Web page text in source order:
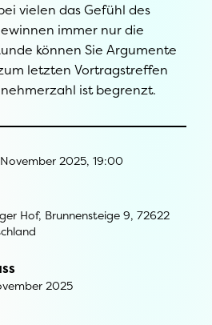
vielen das Gefühl des
immer nur die
können Sie Argumente
letzten Vortragstreffen
ist begrenzt.
2025, 19:00
Hof, Brunnensteige 9, 72622
2025